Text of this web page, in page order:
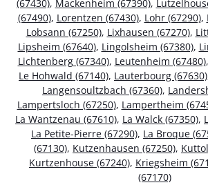
(67430), Mackenheim (67390),
(67490), Lorentzen (67430), Lohr (67290),
Lobsann (67250), Lixhausen (67270),
Lipsheim (67640), Lingolsheim (67380),
Lichtenberg (67340), Leutenheim (67480),
Le Hohwald (67140), Lauterbourg (67630)
Langensoultzbach (67360),
Lampertsloch (67250), Lampertheim
La Wantzenau (67610), La Walck (67350),
La Petite-Pierre (67290), La Broque
(67130), Kutzenhausen (67250),
Kurtzenhouse (67240), Kriegsheim
(67170)